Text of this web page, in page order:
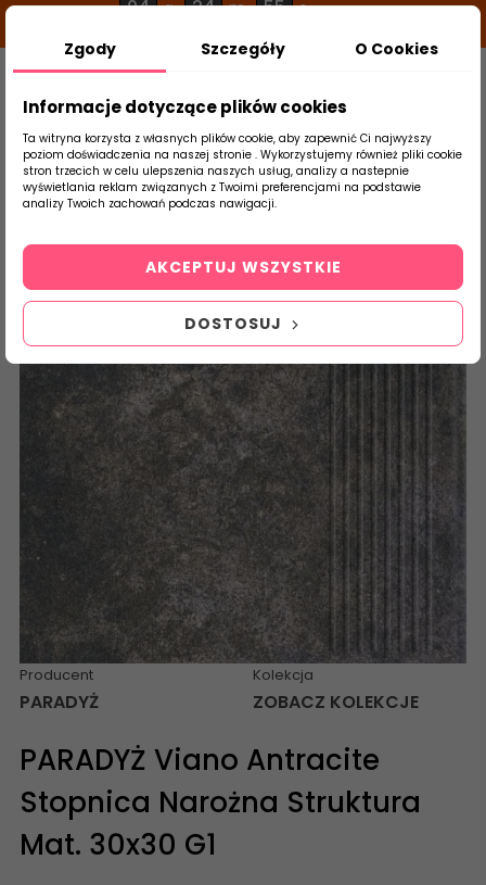
04 g 24 m 55 s
Szukaj
produktu
Strona Główna Klinkier Paradyż
Producent
PARADYŻ
Kolekcja
ZOBACZ KOLEKCJE
PARADYŻ Viano Antracite
Stopnica Narożna Struktura
Mat. 30x30 G1
Zgody Szczegóły O Cookies
Informacje dotyczące plików cookies
Ta witryna korzysta z własnych plików cookie, aby zapewnić Ci najwyższy
poziom doświadczenia na naszej stronie . Wykorzystujemy również pliki cookie
stron trzecich w celu ulepszenia naszych usług, analizy a nastepnie
wyświetlania reklam związanych z Twoimi preferencjami na podstawie
analizy Twoich zachowań podczas nawigacji.
DOSTOSUJ
AKCEPTUJ WSZYSTKIE